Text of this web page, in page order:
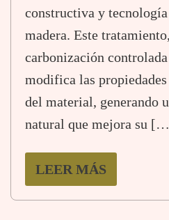
constructiva y
madera. Este
carbonización
modifica las
del material, generando
natural que mejora su
LEER MÁS